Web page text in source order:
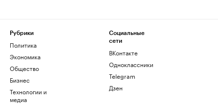
Рубрики
Политика
Экономика
Общество
Бизнес
Технологии и
медиа
Социальные
сети
ВКонтакте
Одноклассники
Telegram
Дзен